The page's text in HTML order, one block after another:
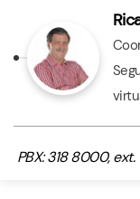
2
PBX: 318 8000,